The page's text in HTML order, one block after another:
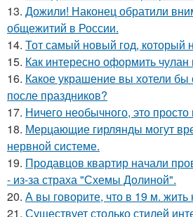
13. Дожили! Наконец обратили
общежитий в России.
14. Тот самый новый год, который
15. Как интересно оформить чулан
16. Какое украшение вы хотели бы
после праздников?
17. Ничего необычного, это
18. Мерцающие гирлянды могут
нервной системе.
19. Продавцов квартир начали
- из-за страха "Схемы Долиной".
20. А вы говорите, что в 19 м.
21. Существует столько стилей